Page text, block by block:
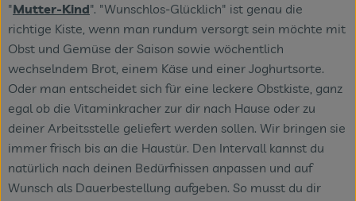
"Mutter-Kind". "Wunschlos-Glücklich" ist genau die
richtige Kiste, wenn man rundum versorgt sein möchte mit
Obst und Gemüse der Saison sowie wöchentlich
wechselndem Brot, einem Käse und einer Joghurtsorte.
Oder man entscheidet sich für eine leckere Obstkiste, ganz
egal ob die Vitaminkracher zur dir nach Hause oder zu
deiner Arbeitsstelle geliefert werden sollen. Wir bringen sie
immer frisch bis an die Haustür. Den Intervall kannst du
natürlich nach deinen Bedürfnissen anpassen und auf
Wunsch als Dauerbestellung aufgeben. So musst du dir